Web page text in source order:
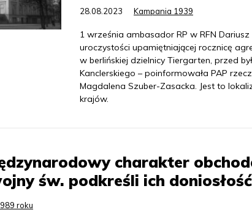
28.08.2023 Kampania 1939
1 września ambasador RP w RFN
uroczystości upamiętniającej rocznicę
w berlińskiej dzielnicy Tiergarten, przed
Kanclerskiego – poinformowała PAP
Magdalena Szuber-Zasacka. Jest to
krajów.
charakter
św. podkreśli ich doniosłość
roku